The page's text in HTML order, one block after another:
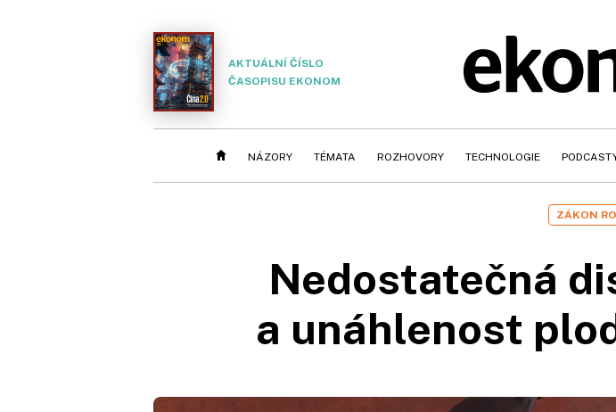
AKTUÁLNÍ ČÍSLO
ČASOPISU EKONOM
NÁZORY TÉMATA ROZHOVORY TECHNOLOGIE
ZÁKON
Nedostatečná
a unáhlenost